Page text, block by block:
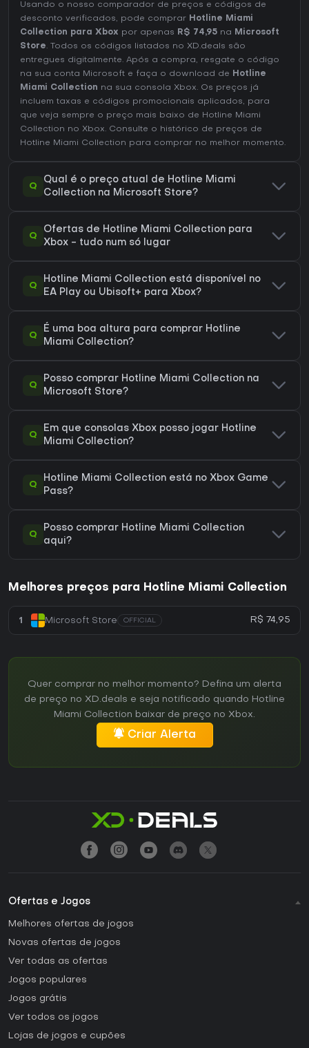
Usando o nosso comparador de preços e códigos de
desconto verificados, pode comprar Hotline Miami
Collection para Xbox por apenas R$ 74,95 na
Microsoft
Store. Todos os códigos listados no XD.deals são
entregues digitalmente. Após a compra, resgate o código
na sua conta Microsoft e faça o download de Hotline
Miami Collection na sua consola Xbox. Os preços já
incluem taxas e códigos promocionais aplicados, para
que veja sempre o preço mais baixo de Hotline Miami
Collection no Xbox. Consulte o histórico de preços de
Hotline Miami Collection para comprar no melhor momento.
Q
Qual é o preço atual de Hotline Miami
Collection na Microsoft Store?
Q
Ofertas de Hotline Miami Collection para
Xbox - tudo num só lugar
Q
Hotline Miami Collection está disponível no
EA Play ou Ubisoft+ para Xbox?
Q
É uma boa altura para comprar Hotline
Miami Collection?
Q
Posso comprar Hotline Miami Collection na
Microsoft Store?
Q
Em que consolas Xbox posso jogar Hotline
Miami Collection?
Q
Hotline Miami Collection está no Xbox Game
Pass?
Q
Posso comprar Hotline Miami Collection
aqui?
Melhores preços para Hotline Miami Collection
1 Microsoft Store OFFICIAL R$ 74,95
Quer comprar no melhor momento? Defina um alerta
de preço no XD.deals e seja notificado quando Hotline
Miami Collection baixar de preço no Xbox.
Criar Alerta
Ofertas e Jogos
Melhores ofertas de jogos
Novas ofertas de jogos
Ver todas as ofertas
Jogos populares
Jogos grátis
Ver todos os jogos
Lojas de jogos e cupões